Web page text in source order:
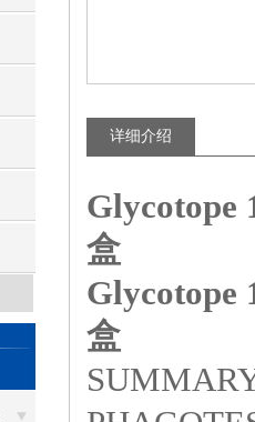
详细介绍
Glycotope
盒
Glycotope
盒